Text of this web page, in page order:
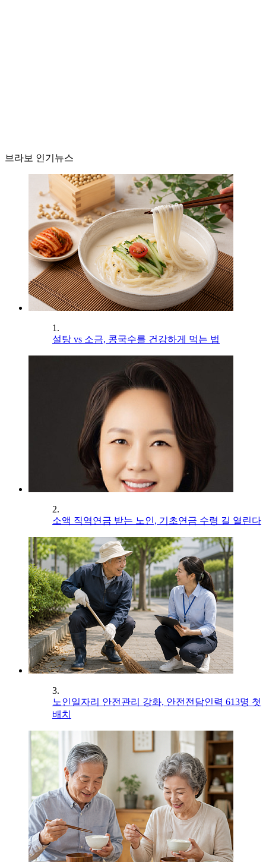
브라보 인기뉴스
1.
설탕 vs 소금, 콩국수를 건강하게 먹는 법
2.
소액 직역연금 받는 노인, 기초연금 수령 길 열린다
3.
노인일자리 안전관리 강화, 안전전담인력 613명 첫
배치